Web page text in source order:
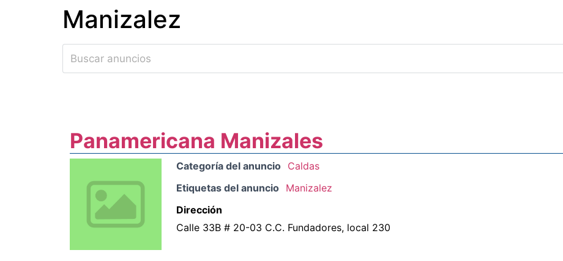
Manizalez
Panamericana Manizales
Categoría del anuncio Caldas
Etiquetas del anuncio Manizalez
Dirección
Calle 33B # 20-03 C.C. Fundadores, local 230